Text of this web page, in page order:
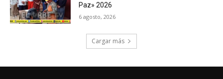
Paz» 2026
6 agosto, 2026
Cargar más